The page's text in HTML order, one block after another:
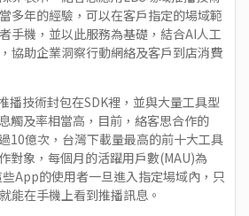
多年的經驗，可以在客戶指定的場域範
手機，並以此服務為基礎，結合AI人工
協助企業洞察行動網絡及客戶到店消費
播技術封包在SDK裡，並與大量工具型
觸及率相當高，目前，絡客思合作的
10億次，台灣下載量最高的前十大工具
對象，每個月的活躍用戶數(MAU)為
App的使用者一旦進入指定場域內，只
能在手機上看到推播訊息。